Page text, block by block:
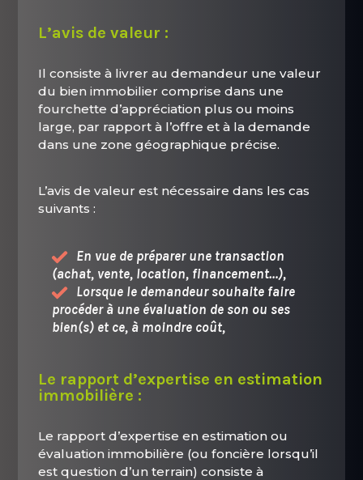
L’avis de valeur :
Il consiste à livrer au demandeur une valeur
du bien immobilier comprise dans une
fourchette d’appréciation plus ou moins
large, par rapport à l’offre et à la demande
dans une zone géographique précise.
L’avis de valeur est nécessaire dans les cas
suivants :
En vue de préparer une transaction
(achat, vente, location, financement…),
Lorsque le demandeur souhaite faire
procéder à une évaluation de son ou ses
bien(s) et ce, à moindre coût,
Le rapport d’expertise en estimation
immobilière :
Le rapport d’expertise en estimation ou
évaluation immobilière (ou foncière lorsqu’il
est question d’un terrain) consiste à